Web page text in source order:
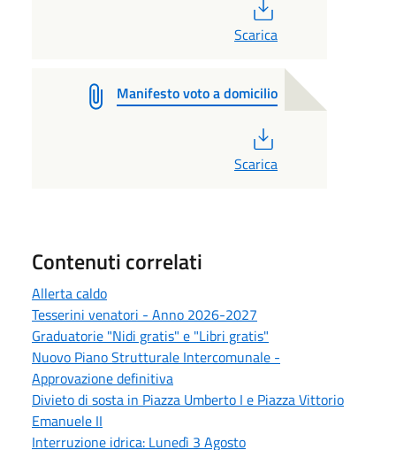
Scarica
Manifesto voto a domicilio
Scarica
Contenuti correlati
Allerta caldo
Tesserini venatori - Anno 2026-2027
Graduatorie "Nidi gratis" e "Libri gratis"
Nuovo Piano Strutturale Intercomunale -
Approvazione definitiva
Divieto di sosta in Piazza Umberto I e Piazza Vittorio
Emanuele II
Interruzione idrica: Lunedì 3 Agosto